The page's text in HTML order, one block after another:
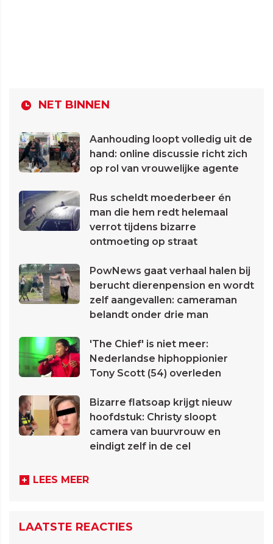
NET BINNEN
Aanhouding loopt volledig uit de
hand: online discussie richt zich
op rol van vrouwelijke agente
Rus scheldt moederbeer én
man die hem redt helemaal
verrot tijdens bizarre
ontmoeting op straat
PowNews gaat verhaal halen bij
berucht dierenpension en wordt
zelf aangevallen: cameraman
belandt onder drie man
'The Chief' is niet meer:
Nederlandse hiphoppionier
Tony Scott (54) overleden
Bizarre flatsoap krijgt nieuw
hoofdstuk: Christy sloopt
camera van buurvrouw en
eindigt zelf in de cel
LEES MEER
LAATSTE REACTIES